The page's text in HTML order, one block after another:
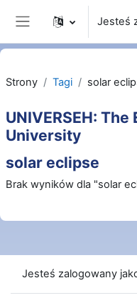
Przejdź do głównej
Panel boczny
Jesteś
Strony Tagi solar
UNIVERSEH:
University
solar eclipse
Brak wyników dla "solar
Jesteś zalogowany